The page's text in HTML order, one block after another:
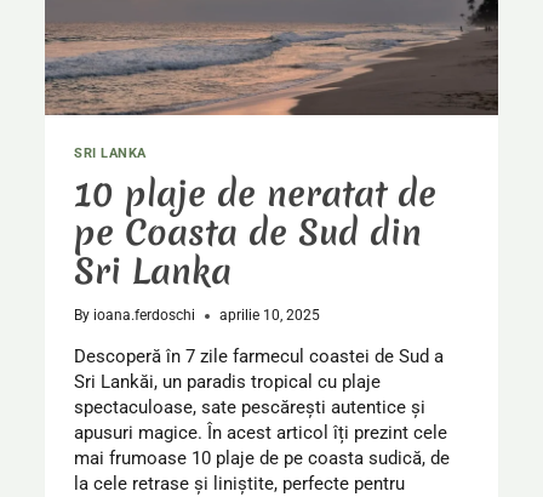
SRI LANKA
10 plaje de neratat de
pe Coasta de Sud din
Sri Lanka
By ioana.ferdoschi aprilie 10, 2025
Descoperă în 7 zile farmecul coastei de Sud a
Sri Lankăi, un paradis tropical cu plaje
spectaculoase, sate pescărești autentice și
apusuri magice. În acest articol îți prezint cele
mai frumoase 10 plaje de pe coasta sudică, de
la cele retrase și liniștite, perfecte pentru